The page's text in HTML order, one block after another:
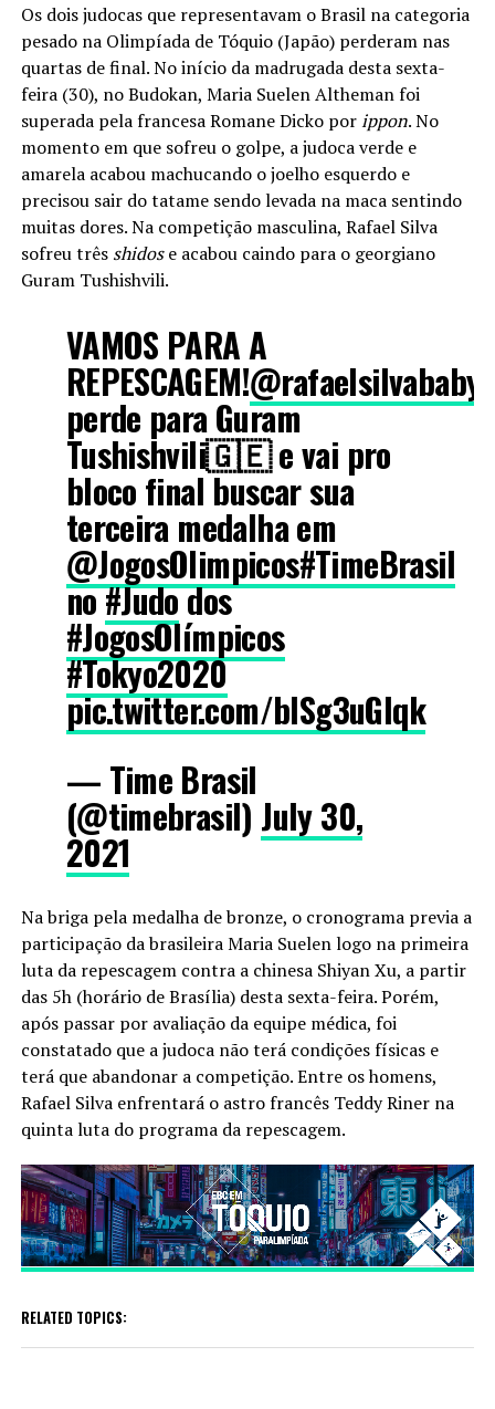
Os dois judocas que representavam o Brasil na categoria
pesado na Olimpíada de Tóquio (Japão) perderam nas
quartas de final. No início da madrugada desta sexta-
feira (30), no Budokan, Maria Suelen Altheman foi
superada pela francesa Romane Dicko porippon. No
momento em que sofreu o golpe, a judoca verde e
amarela acabou machucando o joelho esquerdo e
precisou sair do tatame sendo levada na maca sentindo
muitas dores. Na competição masculina, Rafael Silva
sofreu três shidose acabou caindo para o georgiano
Guram Tushishvili.
VAMOS PARA A
REPESCAGEM!@rafaelsilvababy
perde para Guram
Tushishvili🇬🇪 e vai pro
bloco final buscar sua
terceira medalha em
@JogosOlimpicos#TimeBrasil
no#Judodos
#JogosOlímpicos
#Tokyo2020
pic.twitter.com/blSg3uGIqk
— Time Brasil
(@timebrasil) July 30,
2021
Na briga pela medalha de bronze, o cronograma previa a
participação da brasileira Maria Suelen logo na primeira
luta da repescagem contra a chinesa Shiyan Xu, a partir
das 5h (horário de Brasília) desta sexta-feira. Porém,
após passar por avaliação da equipe médica, foi
constatado que a judoca não terá condições físicas e
terá que abandonar a competição. Entre os homens,
Rafael Silva enfrentará o astro francês Teddy Riner na
quinta luta do programa da repescagem.
RELATED TOPICS: